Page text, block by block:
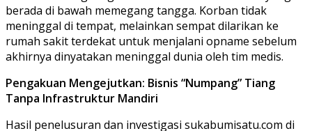
berada di bawah memegang tangga. Korban tidak
meninggal di tempat, melainkan sempat dilarikan ke
rumah sakit terdekat untuk menjalani opname sebelum
akhirnya dinyatakan meninggal dunia oleh tim medis.
Pengakuan Mengejutkan: Bisnis “Numpang” Tiang
Tanpa Infrastruktur Mandiri
​Hasil penelusuran dan investigasi sukabumisatu.com di